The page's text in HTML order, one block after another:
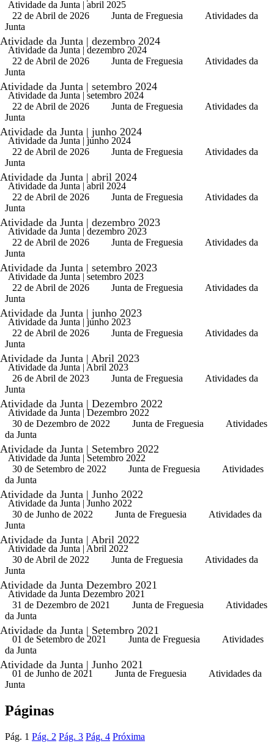
Atividade da Junta | abril 2025
22 de Abril de 2026
Junta de Freguesia
Atividades da
Junta
Atividade da Junta | dezembro 2024
Atividade da Junta | dezembro 2024
22 de Abril de 2026
Junta de Freguesia
Atividades da
Junta
Atividade da Junta | setembro 2024
Atividade da Junta | setembro 2024
22 de Abril de 2026
Junta de Freguesia
Atividades da
Junta
Atividade da Junta | junho 2024
Atividade da Junta | junho 2024
22 de Abril de 2026
Junta de Freguesia
Atividades da
Junta
Atividade da Junta | abril 2024
Atividade da Junta | abril 2024
22 de Abril de 2026
Junta de Freguesia
Atividades da
Junta
Atividade da Junta | dezembro 2023
Atividade da Junta | dezembro 2023
22 de Abril de 2026
Junta de Freguesia
Atividades da
Junta
Atividade da Junta | setembro 2023
Atividade da Junta | setembro 2023
22 de Abril de 2026
Junta de Freguesia
Atividades da
Junta
Atividade da Junta | junho 2023
Atividade da Junta | junho 2023
22 de Abril de 2026
Junta de Freguesia
Atividades da
Junta
Atividade da Junta | Abril 2023
Atividade da Junta | Abril 2023
26 de Abril de 2023
Junta de Freguesia
Atividades da
Junta
Atividade da Junta | Dezembro 2022
Atividade da Junta | Dezembro 2022
30 de Dezembro de 2022
Junta de Freguesia
Atividades
da Junta
Atividade da Junta | Setembro 2022
Atividade da Junta | Setembro 2022
30 de Setembro de 2022
Junta de Freguesia
Atividades
da Junta
Atividade da Junta | Junho 2022
Atividade da Junta | Junho 2022
30 de Junho de 2022
Junta de Freguesia
Atividades da
Junta
Atividade da Junta | Abril 2022
Atividade da Junta | Abril 2022
30 de Abril de 2022
Junta de Freguesia
Atividades da
Junta
Atividade da Junta Dezembro 2021
Atividade da Junta Dezembro 2021
31 de Dezembro de 2021
Junta de Freguesia
Atividades
da Junta
Atividade da Junta | Setembro 2021
01 de Setembro de 2021 Junta de Freguesia
Atividades
da Junta
Atividade da Junta | Junho 2021
01 de Junho de 2021 Junta de Freguesia
Atividades da
Junta
Páginas
Pág. 1 Pág. 2 Pág. 3 Pág. 4 Próxima